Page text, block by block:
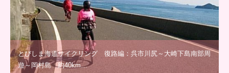
とびしま海道サイクリング 復路編：呉市川尻～大崎下島南部周
遊～岡村島 約40km…